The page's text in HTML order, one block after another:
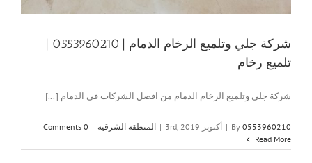
شركة جلي وتلميع الرخام الدمام | 0553960210 |
تلميع رخام
شركة جلي وتلميع الرخام الدمام من افضل الشركات في الدمام [...]
By 0553960210
| أكتوبر 3rd, 2019 | المنطقة الشرقية |
0 Comments
Read More